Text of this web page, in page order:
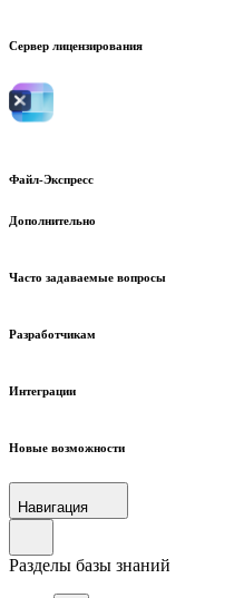
Сервер лицензирования
Файл-Экспресс
Дополнительно
Часто задаваемые вопросы
Разработчикам
Интеграции
Новые возможности
Навигация
Разделы базы знаний